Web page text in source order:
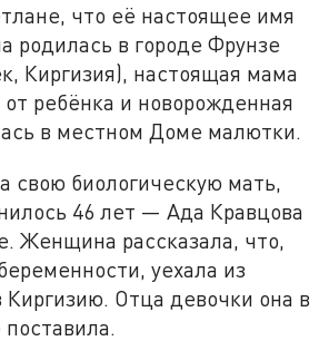
что её настоящее имя
родилась в городе Фрунзе
Киргизия), настоящая мама
от ребёнка и новорожденная
в местном Доме малютки.
свою биологическую мать,
46 лет — Ада Кравцова
Женщина рассказала, что,
уехала из
Киргизию. Отца девочки она в